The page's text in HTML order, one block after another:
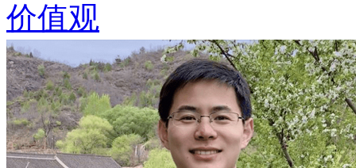
价值观